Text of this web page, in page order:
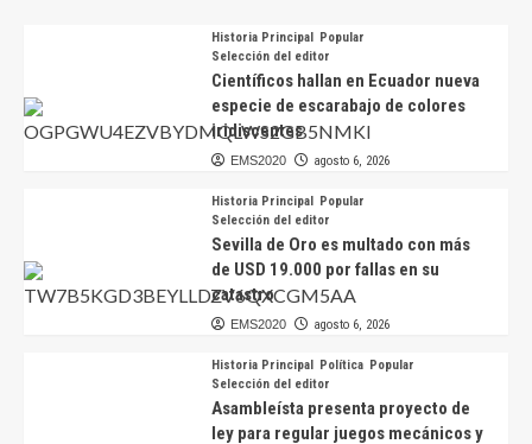
Historia Principal Popular
Selección del editor
Científicos hallan en Ecuador nueva
especie de escarabajo de colores
iridiscentes
EMS2020 agosto 6, 2026
Historia Principal Popular
Selección del editor
Sevilla de Oro es multado con más
de USD 19.000 por fallas en su
catastro
EMS2020 agosto 6, 2026
Historia Principal Política Popular
Selección del editor
Asambleísta presenta proyecto de
ley para regular juegos mecánicos y